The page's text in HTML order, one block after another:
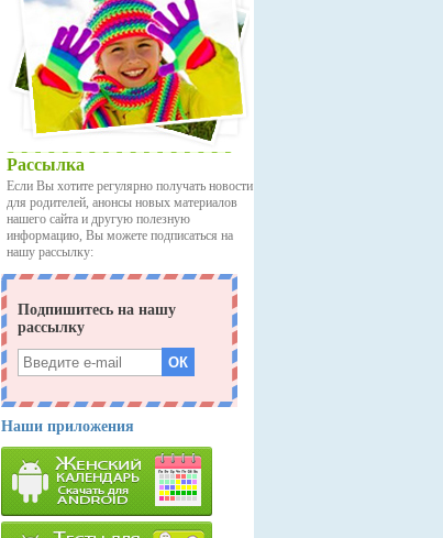
Рассылка
Если Вы хотите регулярно получать новости
для родителей, анонсы новых материалов
нашего сайта и другую полезную
информацию, Вы можете подписаться на
нашу рассылку:
Наши приложения